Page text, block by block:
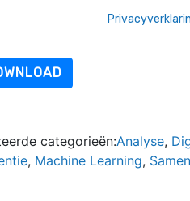
categorieën:Analyse,
, Machine Learning,